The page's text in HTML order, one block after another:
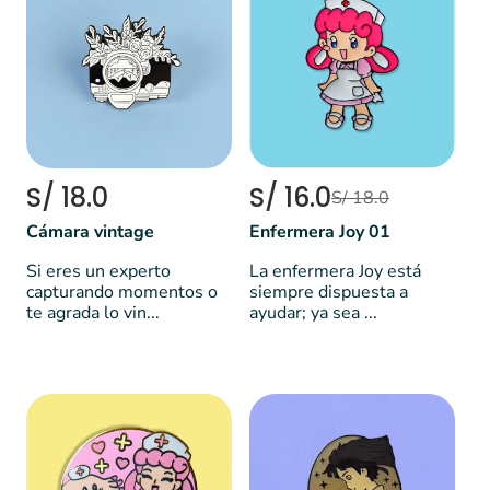
S/ 18.0
Cámara vintage
Si eres un experto
capturando momentos o
te agrada lo vin...
S/ 16.0S/ 18.0
Enfermera Joy 01
La enfermera Joy está
siempre dispuesta a
ayudar; ya sea ...